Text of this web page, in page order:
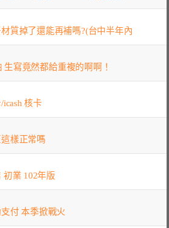
質掉了還能再補嗎?(台中半年內
生寫竟然都給重複的啊啊！
核卡
樣正常嗎
初業 102年版
付 本季掀戰火